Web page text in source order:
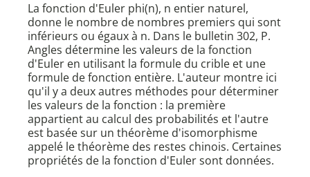
La fonction d'Euler phi(n), n entier naturel,
donne le nombre de nombres premiers qui sont
inférieurs ou égaux à n. Dans le bulletin 302, P.
Angles détermine les valeurs de la fonction
d'Euler en utilisant la formule du crible et une
formule de fonction entière. L'auteur montre ici
qu'il y a deux autres méthodes pour déterminer
les valeurs de la fonction : la première
appartient au calcul des probabilités et l'autre
est basée sur un théorème d'isomorphisme
appelé le théorème des restes chinois. Certaines
propriétés de la fonction d'Euler sont données.